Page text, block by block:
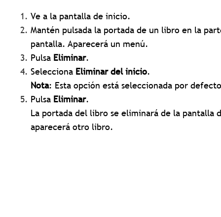
Ve a la pantalla de inicio.
Mantén pulsada la portada de un libro en la
pantalla. Aparecerá un menú.
Pulsa Eliminar.
Selecciona Eliminar del inicio.
Nota: Esta opción está seleccionada por
Pulsa Eliminar.
La portada del libro se eliminará de la pantalla
aparecerá otro libro.